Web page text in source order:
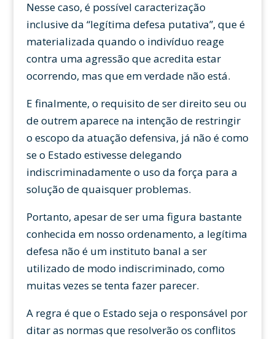
Nesse caso, é possível caracterização
inclusive da “legítima defesa putativa”, que é
materializada quando o indivíduo reage
contra uma agressão que acredita estar
ocorrendo, mas que em verdade não está.
E finalmente, o requisito de ser direito seu ou
de outrem aparece na intenção de restringir
o escopo da atuação defensiva, já não é como
se o Estado estivesse delegando
indiscriminadamente o uso da força para a
solução de quaisquer problemas.
Portanto, apesar de ser uma figura bastante
conhecida em nosso ordenamento, a legítima
defesa não é um instituto banal a ser
utilizado de modo indiscriminado, como
muitas vezes se tenta fazer parecer.
A regra é que o Estado seja o responsável por
ditar as normas que resolverão os conflitos